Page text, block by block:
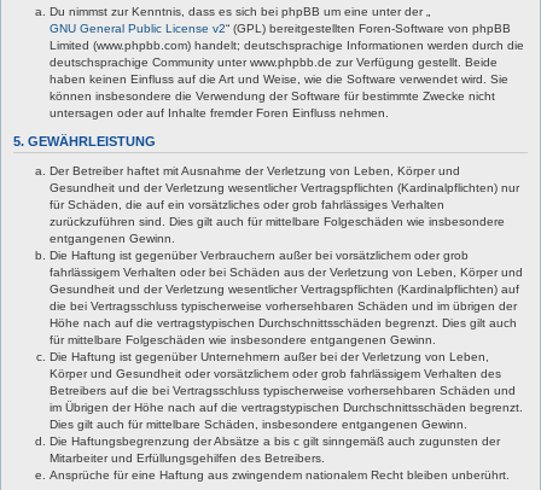
Du nimmst zur Kenntnis, dass es sich bei phpBB um eine unter der „
GNU General Public License v2“ (GPL) bereitgestellten Foren-Software von phpBB
Limited (www.phpbb.com) handelt; deutschsprachige Informationen werden durch die
deutschsprachige Community unter www.phpbb.de zur Verfügung gestellt. Beide
haben keinen Einfluss auf die Art und Weise, wie die Software verwendet wird. Sie
können insbesondere die Verwendung der Software für bestimmte Zwecke nicht
untersagen oder auf Inhalte fremder Foren Einfluss nehmen.
5. GEWÄHRLEISTUNG
Der Betreiber haftet mit Ausnahme der Verletzung von Leben, Körper und
Gesundheit und der Verletzung wesentlicher Vertragspflichten (Kardinalpflichten) nur
für Schäden, die auf ein vorsätzliches oder grob fahrlässiges Verhalten
zurückzuführen sind. Dies gilt auch für mittelbare Folgeschäden wie insbesondere
entgangenen Gewinn.
Die Haftung ist gegenüber Verbrauchern außer bei vorsätzlichem oder grob
fahrlässigem Verhalten oder bei Schäden aus der Verletzung von Leben, Körper und
Gesundheit und der Verletzung wesentlicher Vertragspflichten (Kardinalpflichten) auf
die bei Vertragsschluss typischerweise vorhersehbaren Schäden und im übrigen der
Höhe nach auf die vertragstypischen Durchschnittsschäden begrenzt. Dies gilt auch
für mittelbare Folgeschäden wie insbesondere entgangenen Gewinn.
Die Haftung ist gegenüber Unternehmern außer bei der Verletzung von Leben,
Körper und Gesundheit oder vorsätzlichem oder grob fahrlässigem Verhalten des
Betreibers auf die bei Vertragsschluss typischerweise vorhersehbaren Schäden und
im Übrigen der Höhe nach auf die vertragstypischen Durchschnittsschäden begrenzt.
Dies gilt auch für mittelbare Schäden, insbesondere entgangenen Gewinn.
Die Haftungsbegrenzung der Absätze a bis c gilt sinngemäß auch zugunsten der
Mitarbeiter und Erfüllungsgehilfen des Betreibers.
Ansprüche für eine Haftung aus zwingendem nationalem Recht bleiben unberührt.